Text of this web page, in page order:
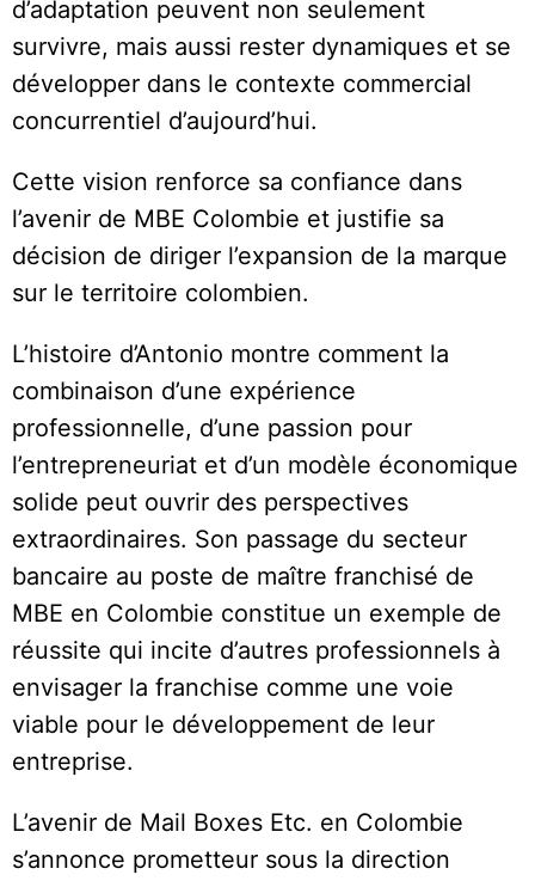
d’adaptation peuvent non seulement
survivre, mais aussi rester dynamiques et se
développer dans le contexte commercial
concurrentiel d’aujourd’hui.
Cette vision renforce sa confiance dans
l’avenir de MBE Colombie et justifie sa
décision de diriger l’expansion de la marque
sur le territoire colombien.
L’histoire d’Antonio montre comment la
combinaison d’une expérience
professionnelle, d’une passion pour
l’entrepreneuriat et d’un modèle économique
solide peut ouvrir des perspectives
extraordinaires. Son passage du secteur
bancaire au poste de maître franchisé de
MBE en Colombie constitue un exemple de
réussite qui incite d’autres professionnels à
envisager la franchise comme une voie
viable pour le développement de leur
entreprise.
L’avenir de Mail Boxes Etc. en Colombie
s’annonce prometteur sous la direction